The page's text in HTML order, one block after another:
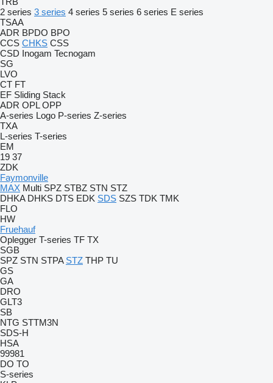
2 series 3 series 4 series 5 series 6 series E series
TSAA
ADR BPDO BPO
CCS CHKS CSS
CSD Inogam Tecnogam
SG
LVO
CT FT
EF Sliding Stack
ADR OPL OPP
A-series Logo P-series Z-series
TXA
L-series T-series
EM
19 37
ZDK
Faymonville
MAX Multi SPZ STBZ STN STZ
DHKA DHKS DTS EDK SDS SZS TDK TMK
FLO
HW
Fruehauf
Oplegger T-series TF TX
SGB
SPZ STN STPA STZ THP TU
GS
GA
DRO
GLT3
SB
NTG STTM3N
SDS-H
HSA
99981
DO TO
S-series